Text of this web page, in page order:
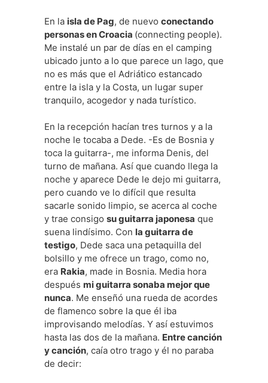
En la isla de Pag, de nuevo conectando
personas en Croacia (connecting people).
Me instalé un par de días en el camping
ubicado junto a lo que parece un lago, que
no es más que el Adriático estancado
entre la isla y la Costa, un lugar super
tranquilo, acogedor y nada turístico.
En la recepción hacían tres turnos y a la
noche le tocaba a Dede. -Es de Bosnia y
toca la guitarra-, me informa Denis, del
turno de mañana. Así que cuando llega la
noche y aparece Dede le dejo mi guitarra,
pero cuando ve lo difícil que resulta
sacarle sonido limpio, se acerca al coche
y trae consigo su guitarra japonesa que
suena lindísimo. Con la guitarra de
testigo, Dede saca una petaquilla del
bolsillo y me ofrece un trago, como no,
era Rakia, made in Bosnia. Media hora
después mi guitarra sonaba mejor que
nunca. Me enseñó una rueda de acordes
de flamenco sobre la que él iba
improvisando melodías. Y así estuvimos
hasta las dos de la mañana. Entre canción
y canción, caía otro trago y él no paraba
de decir: